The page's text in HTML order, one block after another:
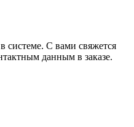
системе. С вами свяжется
данным в заказе.